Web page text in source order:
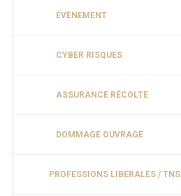
ÉVÈNEMENT
CYBER RISQUES
ASSURANCE RÉCOLTE
DOMMAGE OUVRAGE
PROFESSIONS LIBÉRALES / TNS